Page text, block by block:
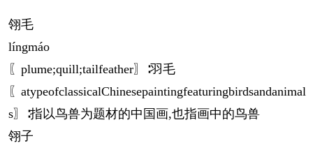
翎毛
língmáo
〖plume;quill;tailfeather〗∶羽毛
〖atypeofclassicalChinesepaintingfeaturingbirdsandanimal
s〗∶指以鸟兽为题材的中国画,也指画中的鸟兽
翎子